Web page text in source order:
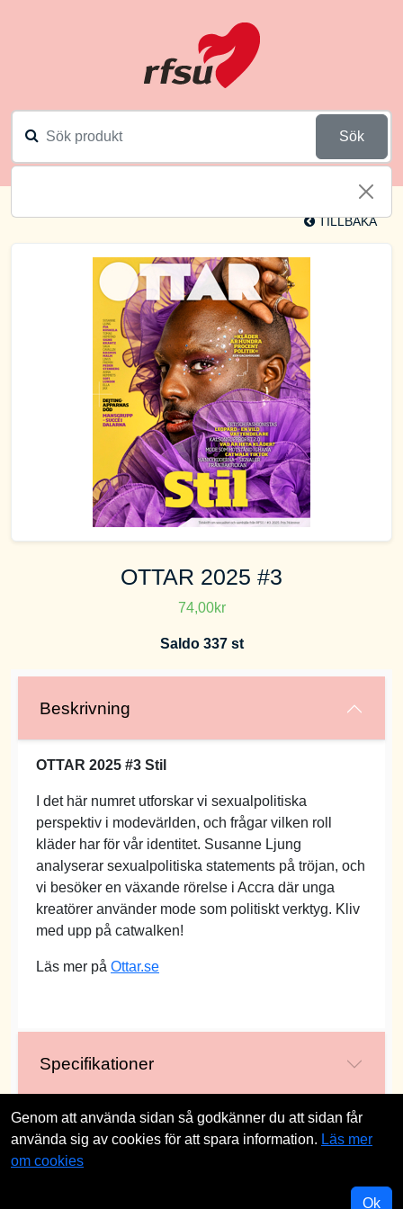
Sök
TILLBAKA
OTTAR 2025 #3
74,00kr
Saldo 337 st
Beskrivning
OTTAR 2025 #3 Stil
I det här numret utforskar vi sexualpolitiska
perspektiv i modevärlden, och frågar vilken roll
kläder har för vår identitet. Susanne Ljung
analyserar sexualpolitiska statements på tröjan, och
vi besöker en växande rörelse i Accra där unga
kreatörer använder mode som politiskt verktyg. Kliv
med upp på catwalken!
Läs mer på Ottar.se
Specifikationer
st
Genom att använda sidan så godkänner du att sidan får
använda sig av cookies för att spara information. Läs mer
om cookies
Ok